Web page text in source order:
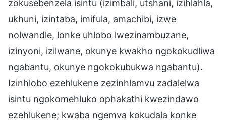
zokusebenzela isintu (izimbali, utshani, izihlahla,
ukhuni, izintaba, imifula, amachibi, izwe
nolwandle, lonke uhlobo lwezinambuzane,
izinyoni, izilwane, okunye kwakho ngokokudliwa
ngabantu, okunye ngokokubukwa ngabantu).
Izinhlobo ezehlukene zezinhlamvu zadalelwa
isintu ngokomehluko ophakathi kwezindawo
ezehlukene; kwaba ngemva kokudala konke